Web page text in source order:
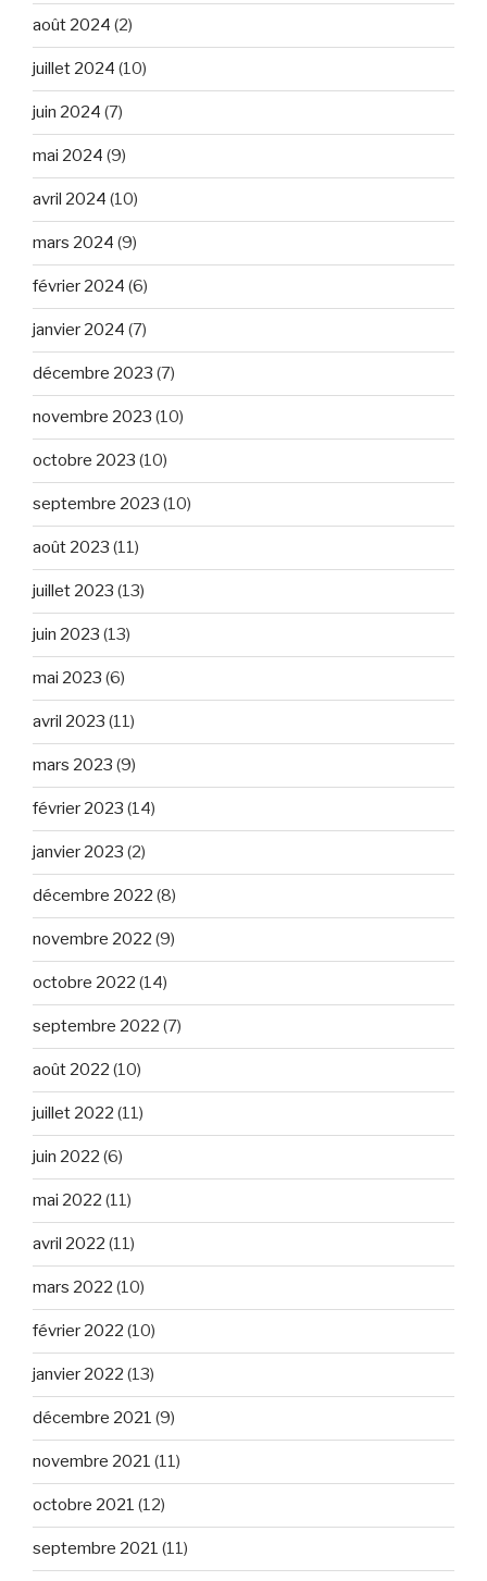
août 2024 (2)
juillet 2024 (10)
juin 2024 (7)
mai 2024 (9)
avril 2024 (10)
mars 2024 (9)
février 2024 (6)
janvier 2024 (7)
décembre 2023 (7)
novembre 2023 (10)
octobre 2023 (10)
septembre 2023 (10)
août 2023 (11)
juillet 2023 (13)
juin 2023 (13)
mai 2023 (6)
avril 2023 (11)
mars 2023 (9)
février 2023 (14)
janvier 2023 (2)
décembre 2022 (8)
novembre 2022 (9)
octobre 2022 (14)
septembre 2022 (7)
août 2022 (10)
juillet 2022 (11)
juin 2022 (6)
mai 2022 (11)
avril 2022 (11)
mars 2022 (10)
février 2022 (10)
janvier 2022 (13)
décembre 2021 (9)
novembre 2021 (11)
octobre 2021 (12)
septembre 2021 (11)